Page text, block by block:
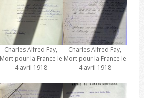
Charles Alfred Fay,
Mort pour la France le
4 avril 1918
Charles Alfred Fay,
Mort pour la France le
4 avril 1918